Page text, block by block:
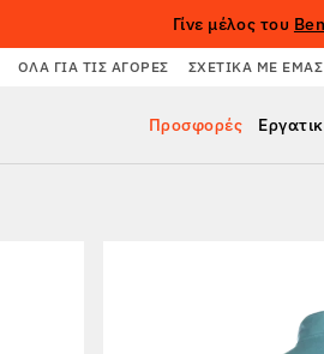
Γίνε μέλος του
ΌΛΑ ΓΙΑ ΤΙΣ ΑΓΟΡΈΣ ΣΧΕΤΙΚΆ ΜΕ ΕΜΆΣ
Προσφορές